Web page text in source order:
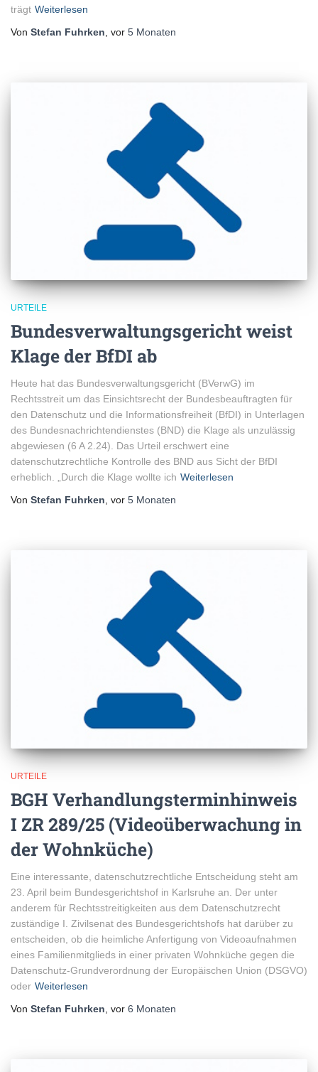
trägt Weiterlesen
Von Stefan Fuhrken , vor 5 Monaten
URTEILE
Bundesverwaltungsgericht weist
Klage der BfDI ab
Heute hat das Bundesverwaltungsgericht (BVerwG) im
Rechtsstreit um das Einsichtsrecht der Bundesbeauftragten für
den Datenschutz und die Informationsfreiheit (BfDI) in Unterlagen
des Bundesnachrichtendienstes (BND) die Klage als unzulässig
abgewiesen (6 A 2.24). Das Urteil erschwert eine
datenschutzrechtliche Kontrolle des BND aus Sicht der BfDI
erheblich. „Durch die Klage wollte ich Weiterlesen
Von Stefan Fuhrken, vor 5 Monaten
URTEILE
BGH Verhandlungsterminhinweis
I ZR 289/25 (Videoüberwachung in
der Wohnküche)
Eine interessante, datenschutzrechtliche Entscheidung steht am
23. April beim Bundesgerichtshof in Karlsruhe an. Der unter
anderem für Rechtsstreitigkeiten aus dem Datenschutzrecht
zuständige I. Zivilsenat des Bundesgerichtshofs hat darüber zu
entscheiden, ob die heimliche Anfertigung von Videoaufnahmen
eines Familienmitglieds in einer privaten Wohnküche gegen die
Datenschutz-Grundverordnung der Europäischen Union (DSGVO)
oder Weiterlesen
Von Stefan Fuhrken , vor 6 Monaten